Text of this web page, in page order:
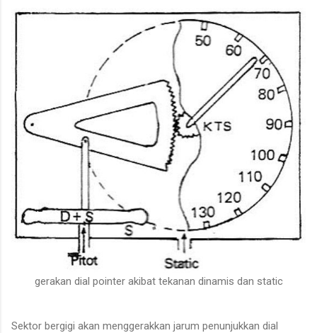
gerakan dial pointer akibat tekanan dinamis dan static
Sektor bergigi akan menggerakkan jarum penunjukkan dial